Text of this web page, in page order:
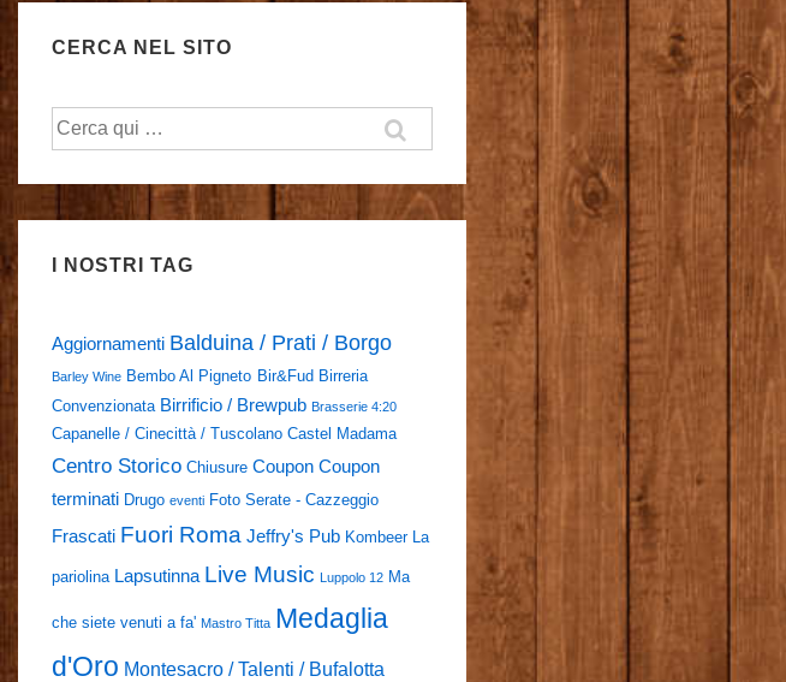
CERCA NEL SITO
Cerca:
I NOSTRI TAG
Aggiornamenti Balduina / Prati / Borgo
Barley Wine Bembo Al Pigneto Bir&Fud Birreria
Convenzionata Birrificio / Brewpub Brasserie 4:20
Capanelle / Cinecittà / Tuscolano Castel Madama
Centro Storico Chiusure Coupon Coupon
terminati Drugo eventi Foto Serate - Cazzeggio
Frascati Fuori Roma Jeffry's Pub Kombeer La
pariolina Lapsutinna Live Music Luppolo 12 Ma
che siete venuti a fa' Mastro Titta Medaglia
d'Oro Montesacro / Talenti / Bufalotta